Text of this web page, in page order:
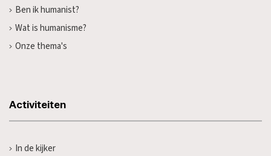
Ben ik humanist?
Wat is humanisme?
Onze thema's
Activiteiten
In de kijker